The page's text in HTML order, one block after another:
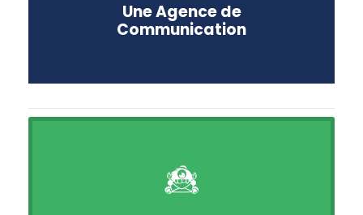
Une Agence de
Communication